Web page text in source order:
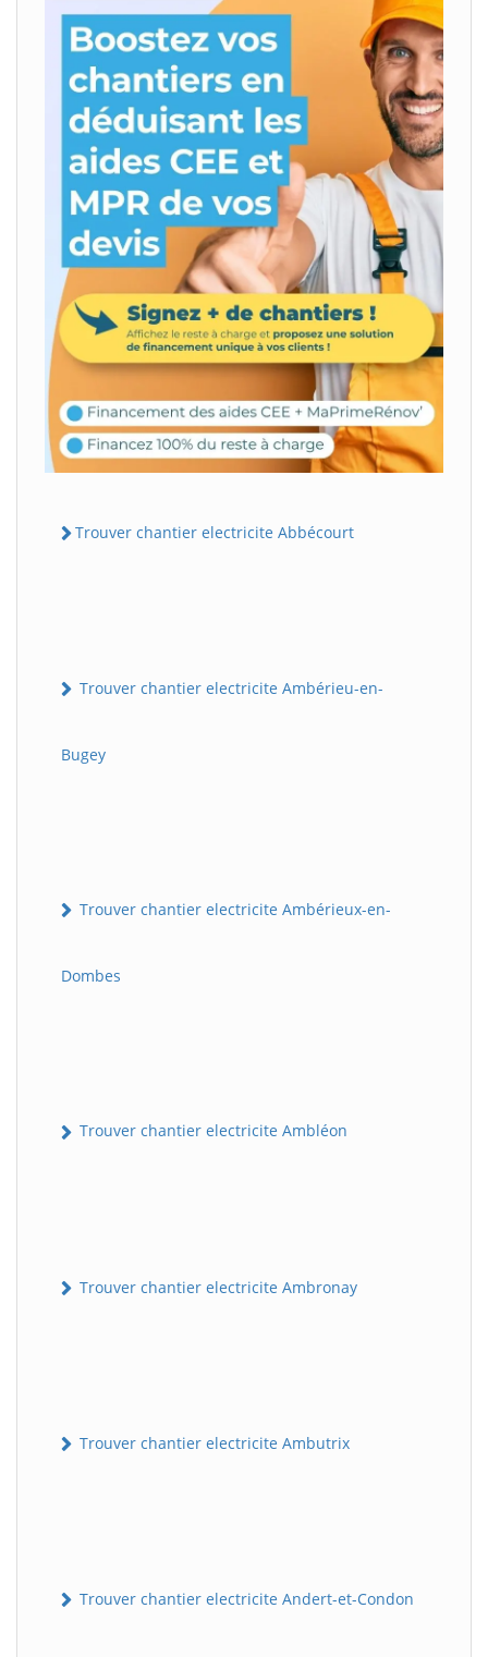
Trouver chantier electricite Abbécourt
Trouver chantier electricite Ambérieu-en-
Bugey
Trouver chantier electricite Ambérieux-en-
Dombes
Trouver chantier electricite Ambléon
Trouver chantier electricite Ambronay
Trouver chantier electricite Ambutrix
Trouver chantier electricite Andert-et-Condon